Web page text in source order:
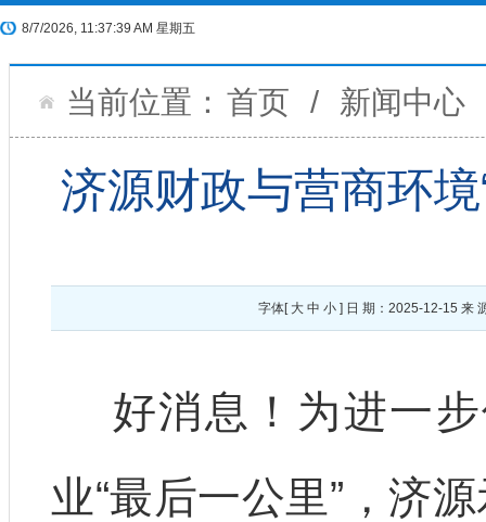
8/7/2026, 11:37:40 AM 星期五
当前位置： 首页 / 新闻中心
济源财政与营商环
字体[ 大 中 小] 日 期：2025-12-15 来
好消息！为进一
业“最后一公里”，济源